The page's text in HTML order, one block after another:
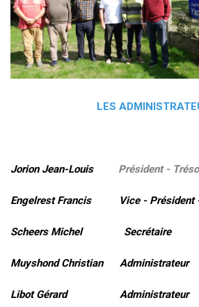
LES
Jorion Jean-Louis Président -
Engelrest Francis Vice - Président -
Scheers Michel Secrétaire
Muyshond Christian Administrateur
Libot Gérard Administrateur